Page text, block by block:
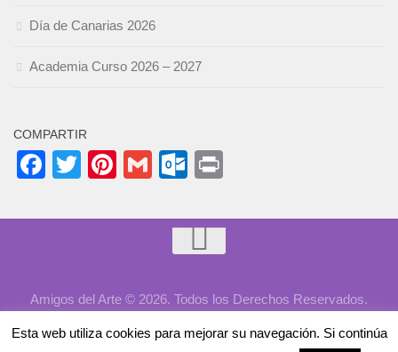
Día de Canarias 2026
Academia Curso 2026 – 2027
COMPARTIR
Facebook
TwitterPinterest
GmailOutlook.com
Amigos del Arte © 2026. Todos los Derechos Reservados.
Esta web utiliza cookies para mejorar su navegación. Si continúa